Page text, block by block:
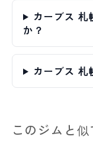
カーブス 札
か？
カーブス 札
このジムと